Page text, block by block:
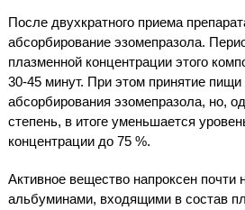
После двухкратного приема
абсорбирование эзомепразола.
плазменной концентрации этого
30-45 минут. При этом принятие
абсорбирования эзомепразола, но,
степень, в итоге уменьшается
концентрации до 75 %.
Активное вещество напроксен почти
альбуминами, входящими в состав